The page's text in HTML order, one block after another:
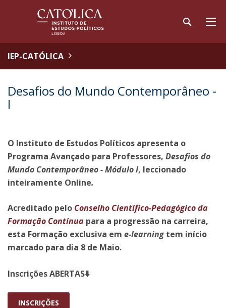
IEP-CATÓLICA
Desafios do Mundo Contemporâneo -
I
O Instituto de Estudos Políticos apresenta o
Programa Avançado para Professores, Desafios do
Mundo Contemporâneo - Módulo I, leccionado
inteiramente Online.
Acreditado pelo Conselho Científico-Pedagógico da
Formação Contínua para a progressão na carreira,
esta Formação exclusiva em e-learningtem início
marcado para dia 8 de Maio.
Inscrições ABERTAS⬇️
INSCRIÇÕES